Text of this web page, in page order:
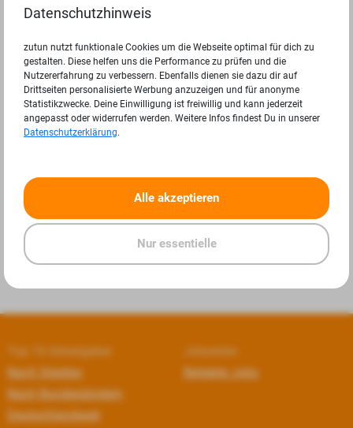
Ergebnisse.
« »
Top 10 Arbeitgeber
Nach Städten
Nach Bundesländern
Deutschlandweit
Jobseiten
Beliebte Jobs
Datenschutzhinweis
zutun nutzt funktionale Cookies um die Webseite optimal für dich zu
gestalten. Diese helfen uns die Performance zu prüfen und die
Nutzererfahrung zu verbessern. Ebenfalls dienen sie dazu dir auf
Drittseiten personalisierte Werbung anzuzeigen und für anonyme
Statistikzwecke. Deine Einwilligung ist freiwillig und kann jederzeit
angepasst oder widerrufen werden. Weitere Infos findest Du in unserer
Datenschutzerklärung.
Alle akzeptieren
Nur essentielle